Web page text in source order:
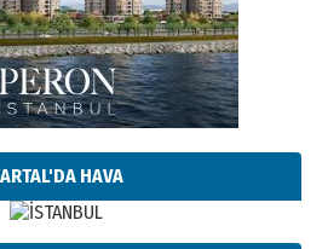
HAVA